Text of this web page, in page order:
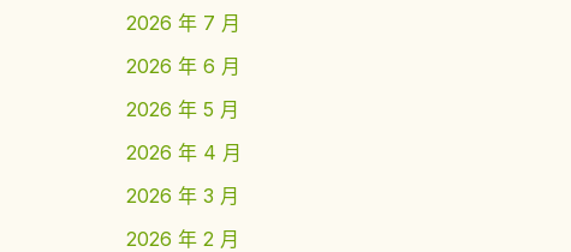
2026 年 7 月
2026 年 6 月
2026 年 5 月
2026 年 4 月
2026 年 3 月
2026 年 2 月